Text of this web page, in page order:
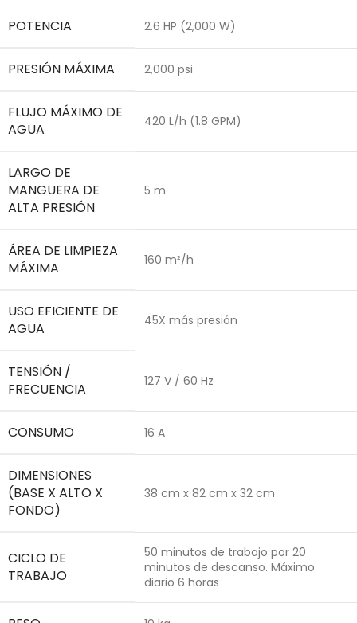
POTENCIA 2.6 HP (2,000 W)
PRESIÓN MÁXIMA 2,000 psi
FLUJO MÁXIMO DE
AGUA
420 L/h (1.8 GPM)
LARGO DE
MANGUERA DE
ALTA PRESIÓN
5 m
ÁREA DE LIMPIEZA
MÁXIMA
160 m²/h
USO EFICIENTE DE
AGUA
45X más presión
TENSIÓN /
FRECUENCIA
127 V / 60 Hz
CONSUMO 16 A
DIMENSIONES
(BASE X ALTO X
FONDO)
38 cm x 82 cm x 32 cm
CICLO DE
TRABAJO
50 minutos de trabajo por 20
minutos de descanso. Máximo
diario 6 horas